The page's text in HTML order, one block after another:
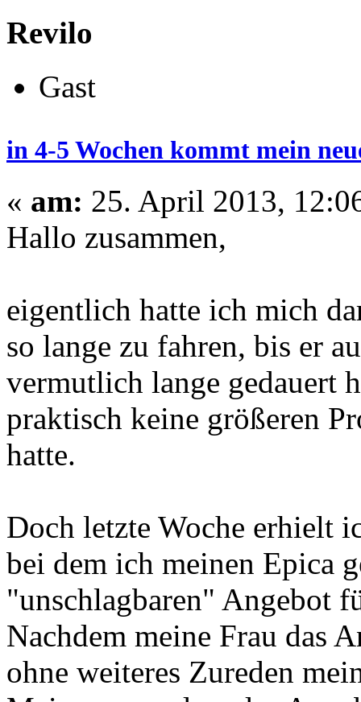
Revilo
Gast
in 4-5 Wochen kommt mein
« am: 25. April 2013,
Hallo zusammen,
eigentlich hatte ich mich
so lange zu fahren, bis er
vermutlich lange gedauert
praktisch keine größeren
hatte.
Doch letzte Woche erhielt
bei dem ich meinen Epica
"unschlagbaren" Angebot
Nachdem meine Frau das
ohne weiteres Zureden